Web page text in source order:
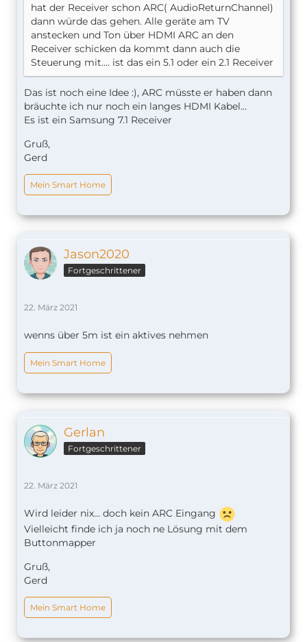
hat der Receiver schon ARC( AudioReturnChannel)
dann würde das gehen. Alle geräte am TV
anstecken und Ton über HDMI ARC an den
Receiver schicken da kommt dann auch die
Steuerung mit.... ist das ein 5.1 oder ein 2.1 Receiver
Das ist noch eine Idee :), ARC müsste er haben dann
bräuchte ich nur noch ein langes HDMI Kabel...
Es ist ein Samsung 7.1 Receiver
Gruß,
Gerd
Mein Smart Home
Jason2020
Fortgeschrittener
22. März 2021
wenns über 5m ist ein aktives nehmen
Mein Smart Home
Gerlan
Fortgeschrittener
22. März 2021
Wird leider nix... doch kein ARC Eingang
Vielleicht finde ich ja noch ne Lösung mit dem
Buttonmapper
Gruß,
Gerd
Mein Smart Home